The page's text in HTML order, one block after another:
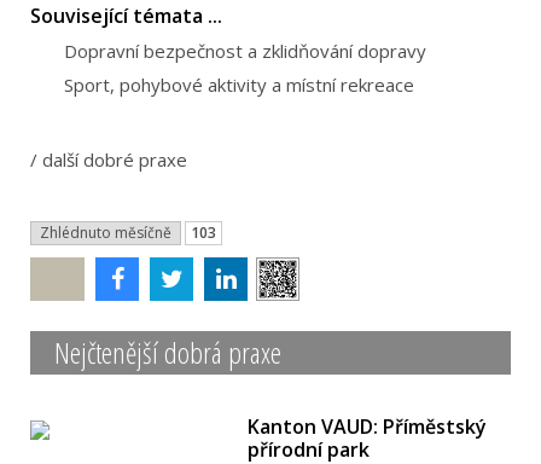
Související témata ...
Dopravní bezpečnost a zklidňování dopravy
Sport, pohybové aktivity a místní rekreace
/ další dobré praxe
Zhlédnuto měsíčně 103
Nejčtenější dobrá praxe
Kanton VAUD: Příměstský
přírodní park